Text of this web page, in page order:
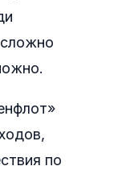
по